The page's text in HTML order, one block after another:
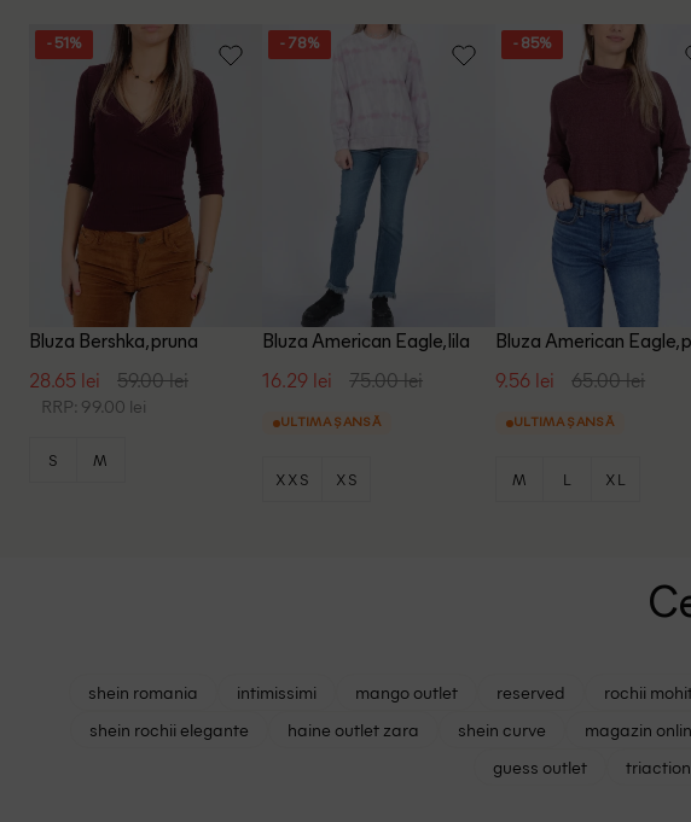
- 51%
Bluza Bershka, pruna
28.65 lei 59.00 lei
RRP: 99.00 lei
S M
- 78%
Bluza American Eagle, lila
16.29 lei 75.00 lei
ULTIMA ȘANSĂ
XXS XS
- 85%
Bluza American Eagle,
9.56 lei 65.00 lei
ULTIMA ȘANSĂ
M L XL
shein romania intimissimi mango outlet reserved rochii
shein rochii elegante
haine outlet zara shein curve magazin
guess outlet
triaction